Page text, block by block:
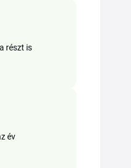
részt is
év